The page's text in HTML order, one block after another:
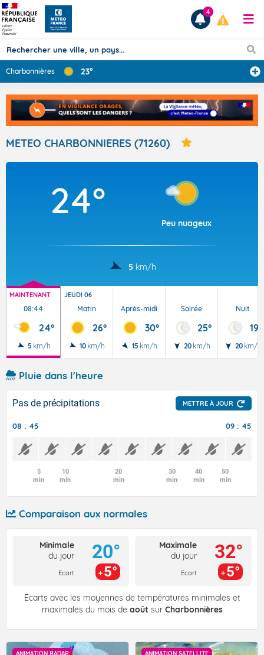
Prévisions
TOUS LES RÉSULTATS
Articles
4
Charbonnières 23°
METEO CHARBONNIERES (71260)
24°
Peu nuageux
5 km/h
MAINTENANT
08:44
24°
5 km/h
JEUDI 06
Matin
26°
10 km/h
Après-midi
30°
15 km/h
Soirée
25°
20 km/h
Nuit
19°
20 km/h
Pluie dans l'heure
Pas de précipitations METTRE À JOUR
08 : 45 09 : 45
5
min
10
min
20
min
30
min
40
min
50
min
Comparaison aux normales
Minimale
du jour
Ecart
20°
5°
Maximale
du jour
Ecart
32°
5°
Écarts avec les moyennes de températures minimales et
maximales du mois de août sur Charbonnières